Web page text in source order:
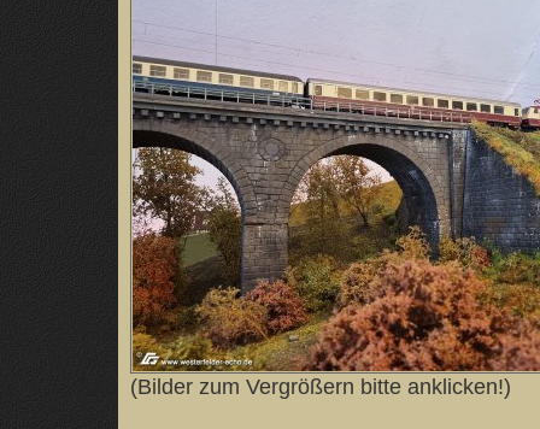
(Bilder zum Vergrößern bitte anklicken!)